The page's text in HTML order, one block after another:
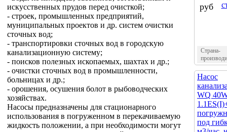
искусственных прудов перед очисткой;
- строек, промышленных предприятий,
муниципальных проектов и др. систем очистки
сточных вод;
- транспортировки сточных вод в городскую
канализационную систему;
- поисков полезных ископаемых, шахтах и др.;
- очистки сточных вод в промышленности,
больницах и др.;
- орошения, осушения болот в рыбоводческих
хозяйствах.
Насосы предназначены для стационарного
использования в погруженном в перекачиваемую
жидкость положении, а при необходимости могут
руб
Страна-
Насос
WQ
под